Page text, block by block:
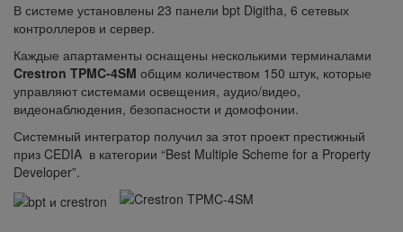
В системе установлены 23 панели bpt Digitha, 6 сетевых
контроллеров и сервер.
Каждые апартаменты оснащены несколькими терминалами
Crestron TPMC-4SM общим количеством 150 штук, которые
управляют системами освещения, аудио/видео,
видеонаблюдения, безопасности и домофонии.
Системный интегратор получил за этот проект престижный
приз CEDIA в категории “Best Multiple Scheme for a Property
Developer”.